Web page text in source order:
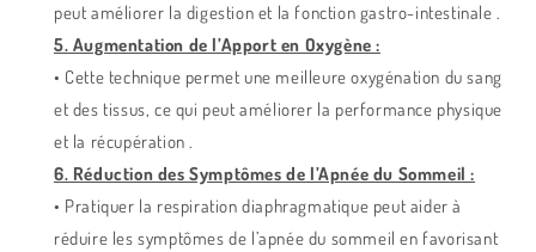
peut améliorer la digestion et la fonction gastro-intestinale .
5. Augmentation de l’Apport en Oxygène :
• Cette technique permet une meilleure oxygénation du sang
et des tissus, ce qui peut améliorer la performance physique
et la récupération .
6. Réduction des Symptômes de l’Apnée du Sommeil :
• Pratiquer la respiration diaphragmatique peut aider à
réduire les symptômes de l’apnée du sommeil en favorisant